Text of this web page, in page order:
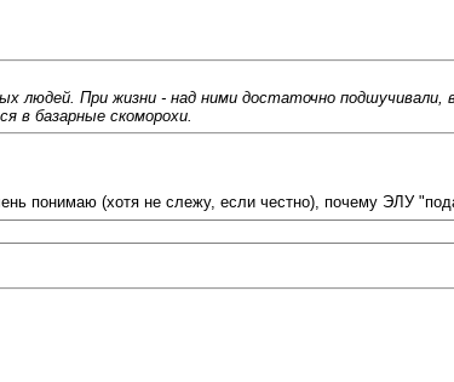
людей. При жизни - над ними достаточно
в базарные скоморохи.
понимаю (хотя не слежу, если честно), почему ЭЛУ